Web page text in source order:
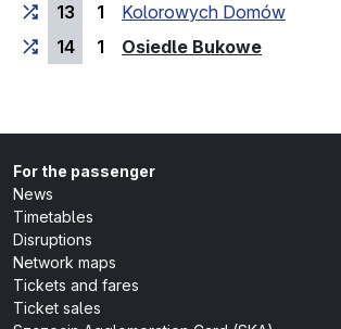
13
1
Kolorowych Domów
14
1 Osiedle Bukowe(last stop)
For the passenger
News
Timetables
Disruptions
Network maps
Tickets and fares
Ticket sales